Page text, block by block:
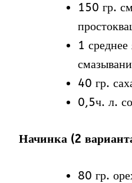
150 гр.
1
40 гр.
0,5ч. л.
Начинка (2
80 гр.